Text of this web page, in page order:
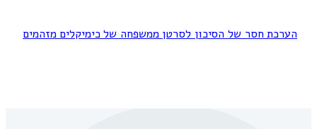
הערכת חסר של הסיכון לסרטן ממשפחה של כימיקלים מזהמים